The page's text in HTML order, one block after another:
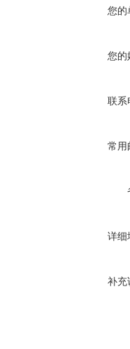
您的
您的
联系
常用
详细
补充